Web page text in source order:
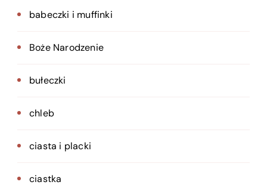
babeczki i muffinki
Boże Narodzenie
bułeczki
chleb
ciasta i placki
ciastka